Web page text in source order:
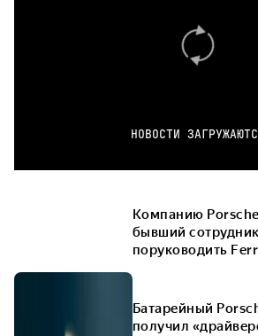
НОВОСТИ
Компанию Porsche
бывший
поруководить
Батарейный
получил